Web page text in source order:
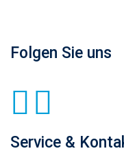
Folgen Sie uns
Service &